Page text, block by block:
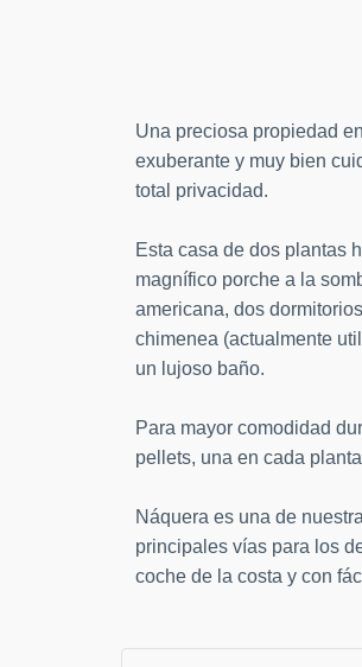
Una preciosa propiedad
exuberante y muy bien
total privacidad.
Esta casa de dos plantas
magnífico porche a la
americana, dos
chimenea (actualmente
un lujoso baño.
Para mayor comodidad
pellets, una en cada
Náquera es una de
principales vías para los
coche de la costa y con